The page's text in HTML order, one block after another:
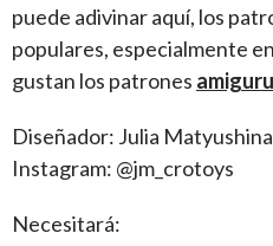
puede adivinar aquí, los
populares, especialmente
gustan los patrones
Diseñador: Julia Matyushina
Instagram: @jm_crotoys
Necesitará: